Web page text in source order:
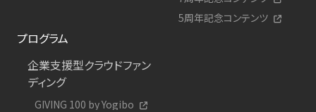
5周年記念コンテンツ
プログラム
企業支援型クラウドファン
ディング
GIVING 100 by Yogibo